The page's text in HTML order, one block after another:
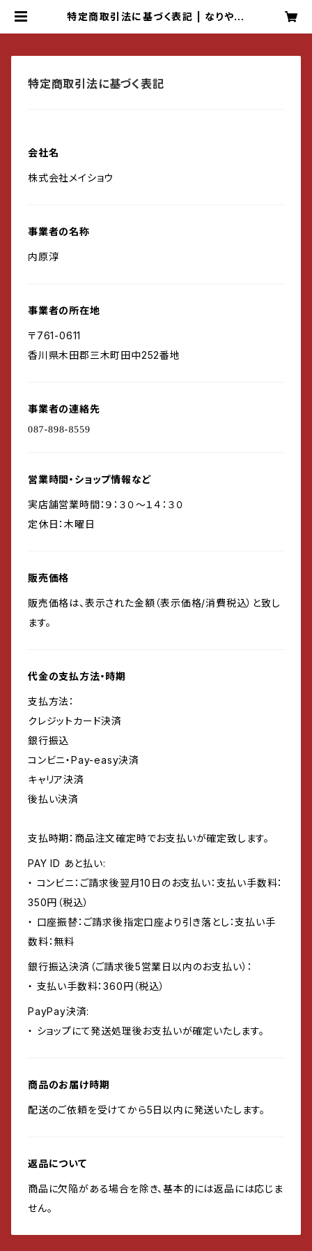
特定商取引法に基づく表記 | なりや本
特定商取引法に基づく表記
会社名
株式会社メイショウ
事業者の名称
内原淳
事業者の所在地
〒761-0611
香川県木田郡三木町田中252番地
事業者の連絡先
営業時間・ショップ情報など
実店舗営業時間：９：３０～１４：３０
定休日：木曜日
販売価格
販売価格は、表示された金額（表示価格/消費税込）と致し
ます。
代金の支払方法・時期
支払方法：
クレジットカード決済
銀行振込
コンビニ・Pay-easy決済
キャリア決済
後払い決済
支払時期：商品注文確定時でお支払いが確定致します。
PAY ID あと払い:
・ コンビニ：ご請求後翌月10日のお支払い：支払い手数料：
350円（税込）
・ 口座振替：ご請求後指定口座より引き落とし：支払い手
数料：無料
銀行振込決済（ご請求後5営業日以内のお支払い）：
・ 支払い手数料：360円（税込）
PayPay決済:
・ ショップにて発送処理後お支払いが確定いたします。
商品のお届け時期
配送のご依頼を受けてから5日以内に発送いたします。
返品について
商品に欠陥がある場合を除き、基本的には返品には応じま
せん。